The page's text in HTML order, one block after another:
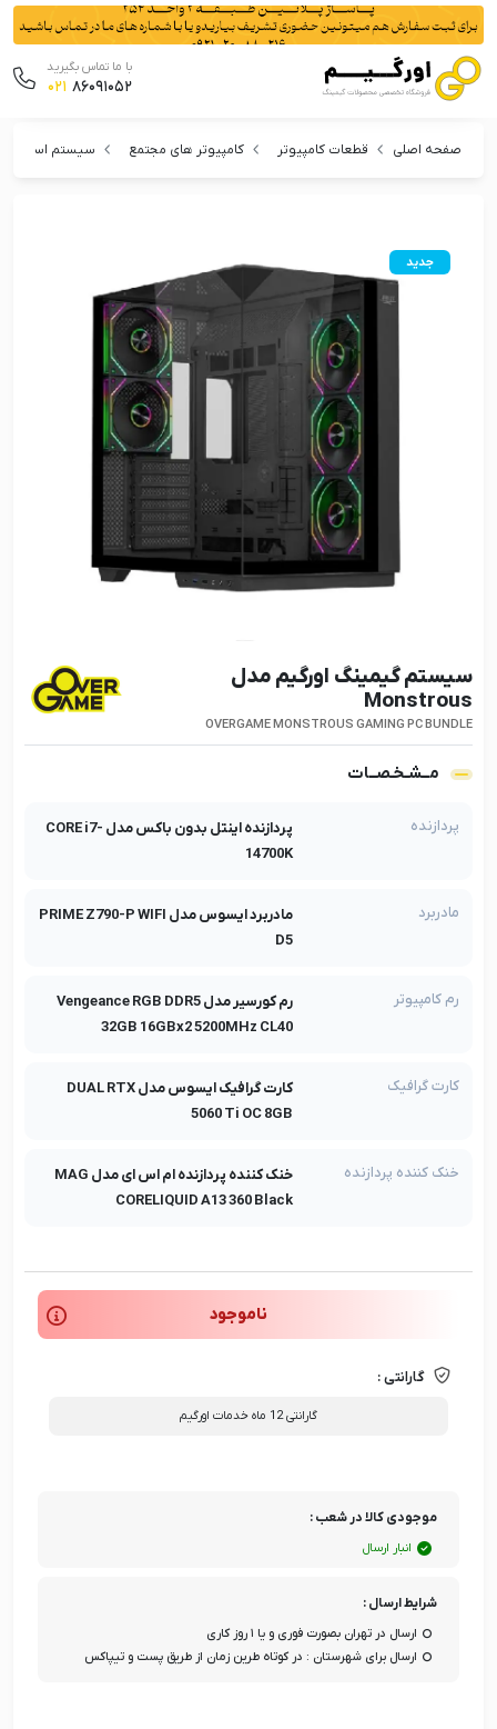
با ما تماس بگیرید
021 86091052
صفحه اصلی قطعات کامپیوتر کامپیوتر های مجتمع سیستم اسمبل
جدید
سیستم گیمینگ اورگیم مدل
Monstrous
OVERGAME MONSTROUS GAMING PC BUNDLE
مــشـخـصــات
پردازنده
پردازنده اینتل بدون باکس مدل CORE i7-
14700K
مادربرد
مادربرد ایسوس مدل PRIME Z790-P WIFI
D5
رم کامپیوتر
رم کورسیر مدل Vengeance RGB DDR5
32GB 16GBx2 5200MHz CL40
کارت گرافیک
کارت گرافیک ایسوس مدل DUAL RTX
5060 Ti OC 8GB
خنک کننده پردازنده
خنک کننده پردازنده ام اس ای مدل MAG
CORELIQUID A13 360 Black
ناموجود
گارانتی :
گارانتی 12 ماه خدمات اورگیم
موجودی کالا در شعب :
انبار ارسال
شرایط ارسال :
ارسال در تهران بصورت فوری و یا ۱ روز کاری
ارسال برای شهرستان : در کوتاه طرین زمان از طریق پست و تیپاکس